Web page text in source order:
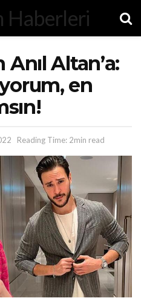
Altan’a:
en
Reading Time: 2min read